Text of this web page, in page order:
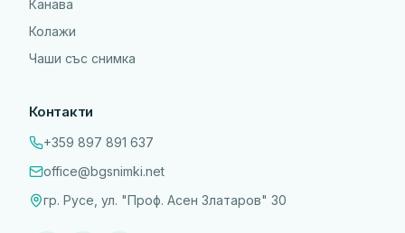
Канава
Колажи
Чаши със снимка
Контакти
+359 897 891 637
office@bgsnimki.net
гр. Русе, ул. "Проф. Асен Златаров" 30